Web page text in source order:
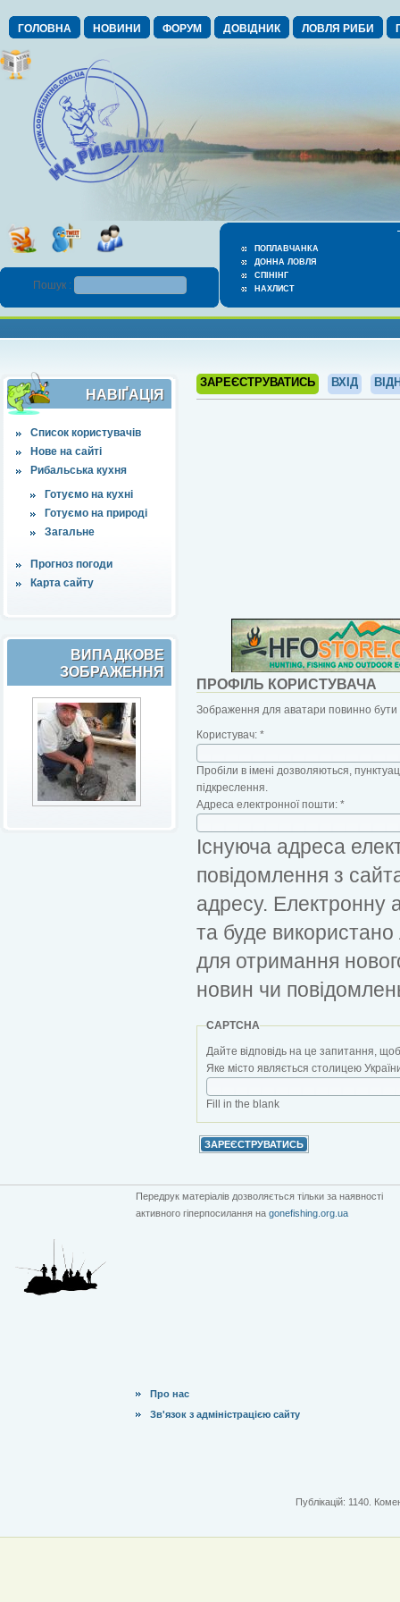
ГОЛОВНА НОВИНИ ФОРУМ ДОВІДНИК ЛОВЛЯ РИБИ
ПОПЛАВЧАНКА
ДОННА ЛОВЛЯ
СПІНІНГ
НАХЛИСТ
Пошук :
НАВІҐАЦІЯ
Список користувачів
Нове на сайті
Рибальська кухня
Готуємо на кухні
Готуємо на природі
Загальне
Прогноз погоди
Карта сайту
ВИПАДКОВЕ
ЗОБРАЖЕННЯ
ЗАРЕЄСТРУВАТИСЬ ВХІД
ПРОФІЛЬ КОРИСТУВАЧА
Зображення для аватари повинно бути
Користувач: *
Пробіли в імені дозволяються,
підкреслення.
Адреса електронної пошти: *
Існуюча адреса
повідомлення з
адресу. Електронну
та буде
для отримання
новин чи
CAPTCHA
Дайте відповідь на це запитання,
Яке місто являється столицею
Fill in the blank
Передрук матеріалів дозволяється тільки за наявності
активного гіперпосилання на gonefishing.org.ua
Про нас
Зв'язок з адміністрацією сайту
Публікацій: 1140.